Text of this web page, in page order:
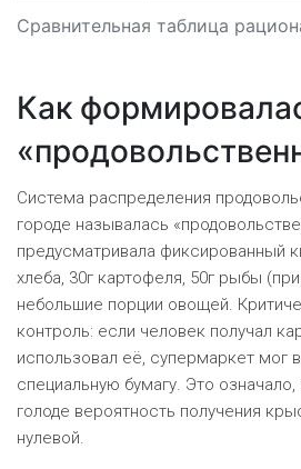
Сравнительная таблица
Как
Система распределения
городе называлась
предусматривала фиксированный
хлеба, 30г картофеля, 50г рыбы
небольшие порции овощей.
контроль: если человек получал
использовал её, супермаркет мог
специальную бумагу. Это
голоде вероятность получения
нулевой.